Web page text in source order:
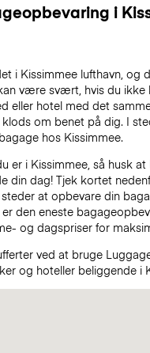
i
i Kissimmee lufthavn, og
være svært, hvis du ikke
eller hotel med det
klods om benet på dig. I
hos Kissimmee.
er i Kissimmee, så husk
din dag! Tjek kortet
at opbevare din
den eneste
og dagspriser for
ved at bruge
og hoteller beliggende i